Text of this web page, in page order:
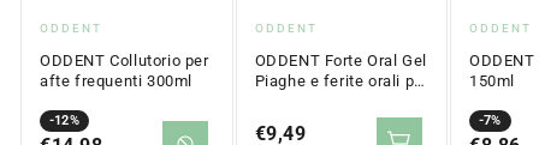
Fornitore:
ODDENT
ODDENT Collutorio per
afte frequenti 300ml
-12%
Prezzo
Prezzo
Fornitore:
ODDENT
ODDENT Forte Oral Gel
Piaghe e ferite orali più
Prezzo
€9,49
ODDENT
150ml
-7%
Prezzo
Prezzo